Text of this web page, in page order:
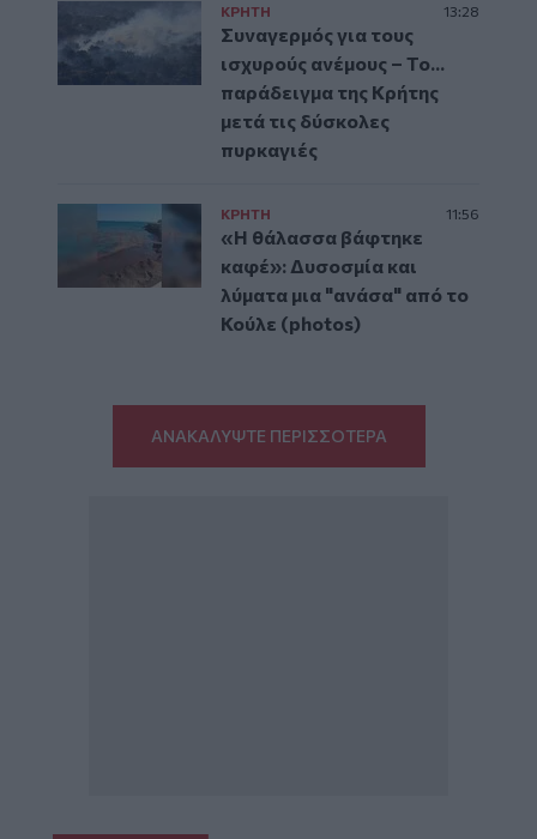
ΚΡΗΤΗ 13:28
Συναγερμός για τους
ισχυρούς ανέμους – Το...
παράδειγμα της Κρήτης
μετά τις δύσκολες
πυρκαγιές
ΚΡΗΤΗ 11:56
«Η θάλασσα βάφτηκε
καφέ»: Δυσοσμία και
λύματα μια "ανάσα" από το
Κούλε (photos)
ΑΝΑΚΑΛΥΨΤΕ ΠΕΡΙΣΣΟΤΕΡΑ